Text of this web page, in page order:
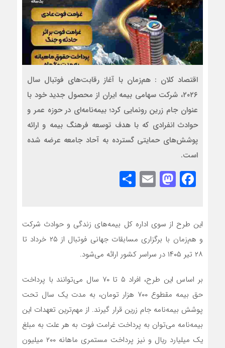
اقتصاد کلان : هم‌زمان با آغاز رقابت‌های فوتبال سال
۲۰۲۶، شرکت سهامی بیمه ایران از محصول جدید خود با
عنوان جام زرین رونمایی کرد؛ بیمه‌نامه‌ای در حوزه عمر و
حوادث انفرادی که با هدف توسعه فرهنگ بیمه و ارائه
پوشش‌های حمایتی گسترده به آحاد جامعه عرضه شده
است.
Facebook
Mastodon
Email
این طرح از سوی اداره کل بیمه‌های زندگی و حوادث شرکت
و هم‌زمان با برگزاری مسابقات جهانی فوتبال از ۲۵ خرداد تا
۲۸ تیر ۱۴۰۵ در سراسر کشور ارائه می‌شود.
بر اساس این طرح، افراد ۵ تا ۷۰ سال می‌توانند با پرداخت
حق بیمه مقطوع ۷۰۰ هزار تومان، به مدت یک سال تحت
پوشش بیمه‌نامه جام زرین قرار گیرند. از مهم‌ترین تعهدات این
بیمه‌نامه می‌توان به پرداخت غرامت فوت به هر علت به مبلغ
یک میلیارد ریال و نیز پرداخت مستمری ماهانه ۲۰۰ میلیون